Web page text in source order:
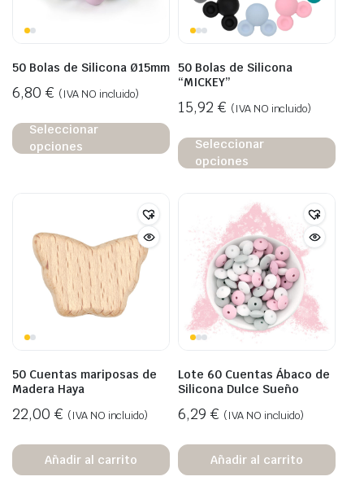
50 Bolas de Silicona Ø15mm
6,80 € (IVA NO incluido)
Seleccionar
opciones
50 Bolas de Silicona
“MICKEY”
15,92 € (IVA NO incluido)
Seleccionar
opciones
50 Cuentas mariposas de
Madera Haya
22,00 € (IVA NO incluido)
Añadir al carrito
Lote 60 Cuentas Ábaco de
Silicona Dulce Sueño
6,29 € (IVA NO incluido)
Añadir al carrito